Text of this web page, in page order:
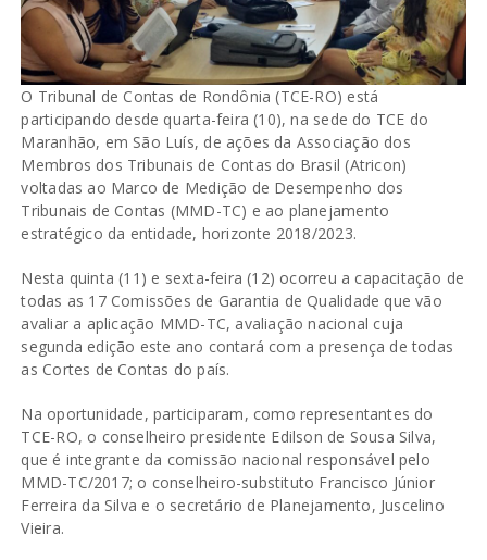
O Tribunal de Contas de Rondônia (TCE-RO) está
participando desde quarta-feira (10), na sede do TCE do
Maranhão, em São Luís, de ações da Associação dos
Membros dos Tribunais de Contas do Brasil (Atricon)
voltadas ao Marco de Medição de Desempenho dos
Tribunais de Contas (MMD-TC) e ao planejamento
estratégico da entidade, horizonte 2018/2023.
Nesta quinta (11) e sexta-feira (12) ocorreu a capacitação de
todas as 17 Comissões de Garantia de Qualidade que vão
avaliar a aplicação MMD-TC, avaliação nacional cuja
segunda edição este ano contará com a presença de todas
as Cortes de Contas do país.
Na oportunidade, participaram, como representantes do
TCE-RO, o conselheiro presidente Edilson de Sousa Silva,
que é integrante da comissão nacional responsável pelo
MMD-TC/2017; o conselheiro-substituto Francisco Júnior
Ferreira da Silva e o secretário de Planejamento, Juscelino
Vieira.